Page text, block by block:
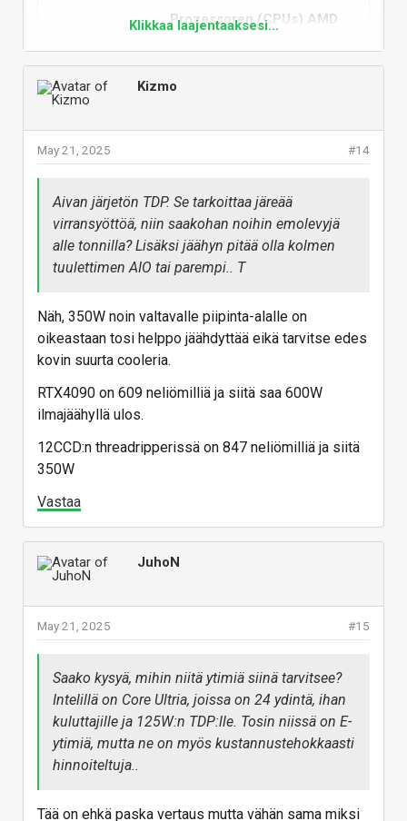
Prozessoren (CPUs) AMD
CPU-Serie AMD: Epyc 9005, TDP
360+ TDP -mallisia EPYCejä (uusinta 9005-sarjaa)
Prozessoren (CPUs) AMD
mit CPU-Serie AMD: Epyc
Preisvergleich und Bewertungen für
ab 360W
Vastaa
Klikkaa laajentaaksesi...
Kizmo
#14
May 21, 2025
Aivan järjetön TDP. Se tarkoittaa järeää
virransyöttöä, niin saakohan noihin emolevyjä
alle tonnilla? Lisäksi jäähyn pitää olla kolmen
tuulettimen AIO tai parempi.. T
Näh, 350W noin valtavalle piipinta-alalle on
oikeastaan tosi helppo jäähdyttää eikä tarvitse edes
kovin suurta cooleria.
RTX4090 on 609 neliömilliä ja siitä saa 600W
ilmajäähyllä ulos.
12CCD:n threadripperissä on 847 neliömilliä ja siitä
350W
Vastaa
JuhoN
#15
May 21, 2025
Saako kysyä, mihin niitä ytimiä siinä tarvitsee?
Intelillä on Core Ultria, joissa on 24 ydintä, ihan
kuluttajille ja 125W:n TDP:lle. Tosin niissä on E-
ytimiä, mutta ne on myös kustannustehokkaasti
hinnoiteltuja..
Tää on ehkä paska vertaus mutta vähän sama miksi